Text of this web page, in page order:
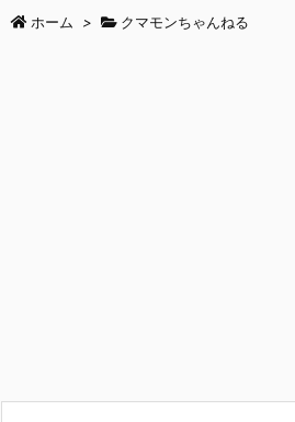
ホーム > クマモンちゃんねる